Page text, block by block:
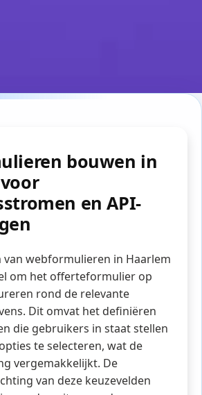
bouwen in
en API-
van webformulieren in Haarlem
om het offerteformulier op
rond de relevante
Dit omvat het definiëren
die gebruikers in staat stellen
te selecteren, wat de
vergemakkelijkt. De
van deze keuzevelden